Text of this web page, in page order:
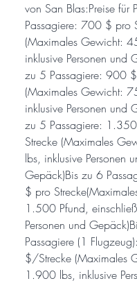
von San Blas:Preise für
Passagiere: 700 $ pro
(Maximales Gewicht:
inklusive Personen und
zu 5 Passagiere: 900
(Maximales Gewicht:
inklusive Personen und
zu 5 Passagiere:
Strecke (Maximales
lbs, inklusive Personen
Gepäck)Bis zu 6
$ pro
1.500 Pfund,
Personen und
Passagiere (1
$/Strecke (Maximales
1.900 lbs, inklusive